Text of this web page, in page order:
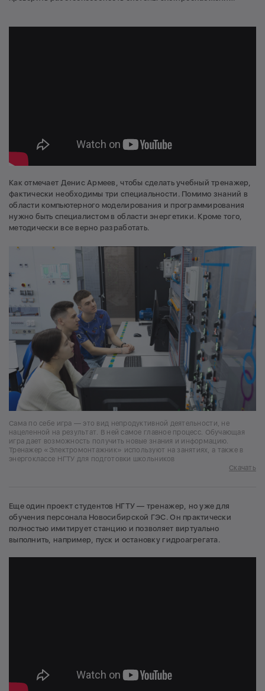
Как отмечает Денис Армеев, чтобы сделать учебный тренажер,
фактически необходимы три специальности. Помимо знаний в
области компьютерного моделирования и программирования
нужно быть специалистом в области энергетики. Кроме того,
методически все верно разработать.
Сама по себе игра — это вид непродуктивной деятельности, не
нацеленной на результат. В ней самое главное процесс. Обучающая
игра дает возможность получить новые знания и информацию.
Тренажер «Электромонтажник» используют на занятиях, а также в
энергоклассе НГТУ для подготовки школьников
Скачать
Еще один проект студентов НГТУ — тренажер, но уже для
обучения персонала Новосибирской ГЭС. Он практически
полностью имитирует станцию и позволяет виртуально
выполнить, например, пуск и остановку гидроагрегата.